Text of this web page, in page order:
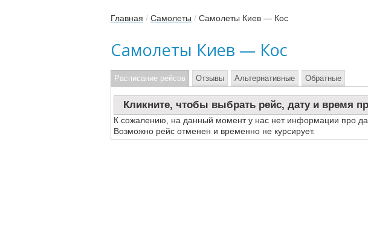
Главная / Самолеты / Самолеты Киев — Кос
Самолеты Киев — Кос
Расписание рейсов
Кликните, чтобы выбрать рейс, дату и время
К сожалению, на данный момент у нас нет информации про
Возможно рейс отменен и временно не курсирует.
Отзывы Альтернативные Обратные